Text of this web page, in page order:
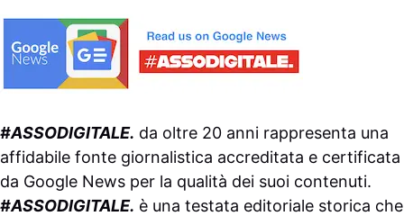
#ASSODIGITALE. da oltre 20 anni rappresenta una
affidabile fonte giornalistica accreditata e certificata
da Google News per la qualità dei suoi contenuti.
#ASSODIGITALE. è una testata editoriale storica che